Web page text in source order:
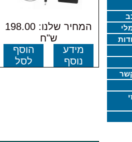
המחיר שלנו: 198.00
ש"ח
מידע
נוסף
הוסף
לסל